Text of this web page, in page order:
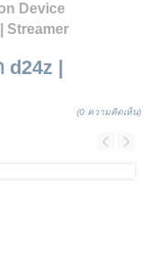
Device
Streamer
d24z |
(0 ความคิดเห็น)
Previous